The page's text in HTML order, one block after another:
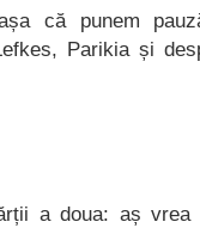
că punem
Parikia și
a doua: aș